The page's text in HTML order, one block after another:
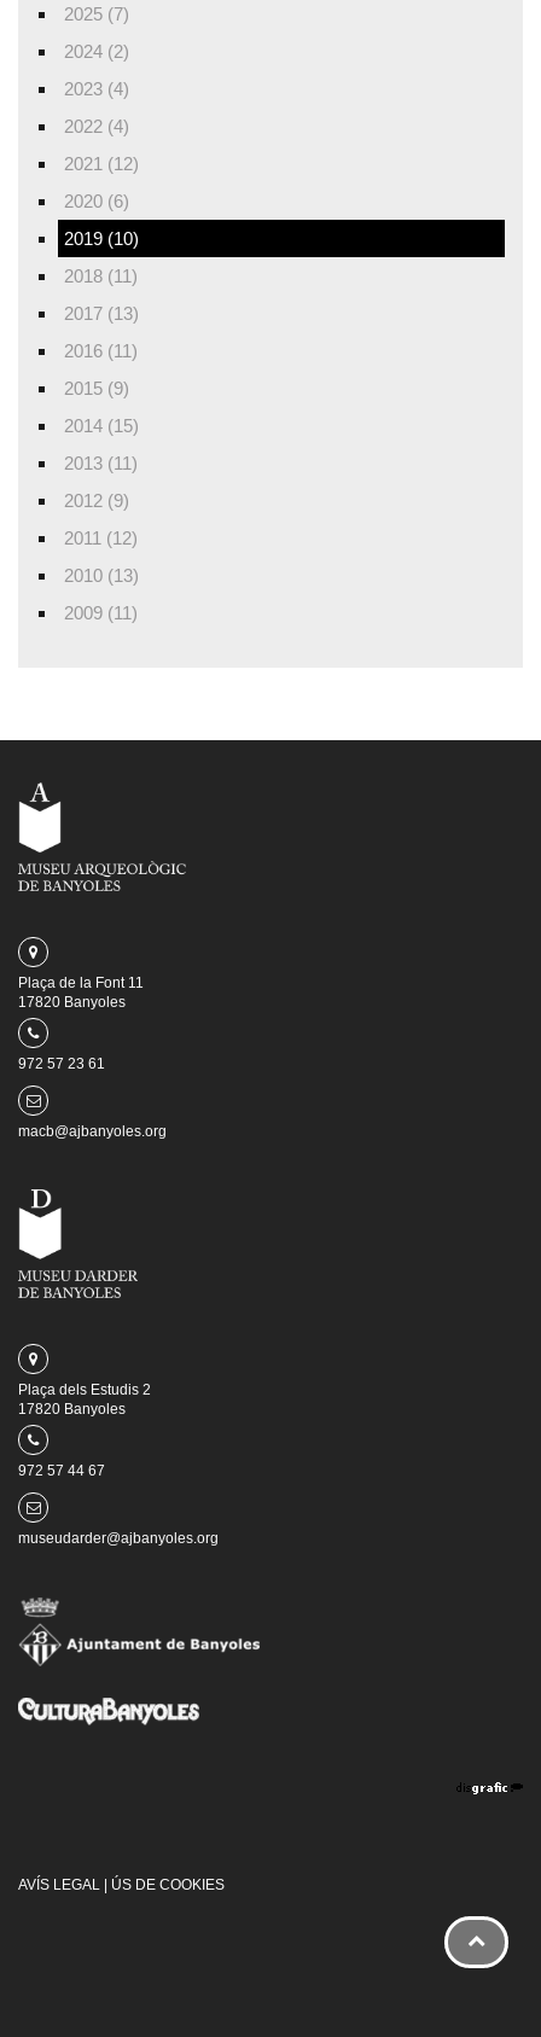
2025 (7)
2024 (2)
2023 (4)
2022 (4)
2021 (12)
2020 (6)
2019 (10)
2018 (11)
2017 (13)
2016 (11)
2015 (9)
2014 (15)
2013 (11)
2012 (9)
2011 (12)
2010 (13)
2009 (11)
Plaça de la Font 11
17820 Banyoles
972 57 23 61
macb@ajbanyoles.org
Plaça dels Estudis 2
17820 Banyoles
972 57 44 67
museudarder@ajbanyoles.org
AVÍS LEGAL ÚS DE COOKIES